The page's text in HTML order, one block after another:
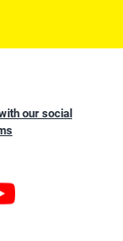
our social